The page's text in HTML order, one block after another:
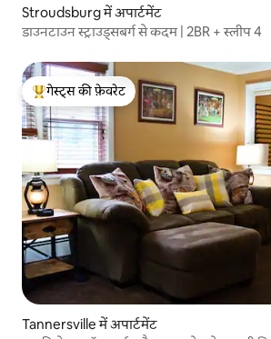
Stroudsburg में अपार्टमेंट
डाउनटाउन स्ट्राउड्सबर्ग से कदम | 2BR + स्लीप 4
गेस्ट्स का टॉप फ़ेवरेट
गेस्ट्स की फ़ेवरेट
Tannersville में अपार्टमेंट